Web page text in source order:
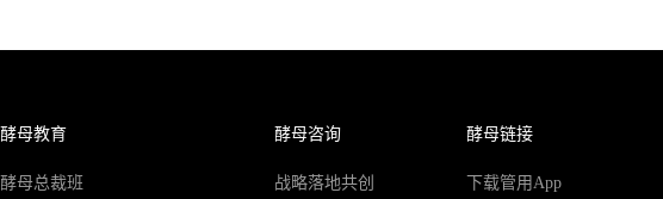
酵母教育
酵母总裁班
酵母咨询
战略落地共创
酵母链接
下载管用App